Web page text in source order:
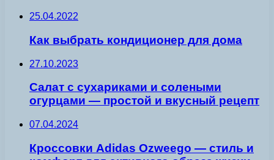
25.04.2022
Как выбрать кондиционер для дома
27.10.2023
Салат с сухариками и солеными
огурцами — простой и вкусный рецепт
07.04.2024
Кроссовки Adidas Ozweego — стиль и